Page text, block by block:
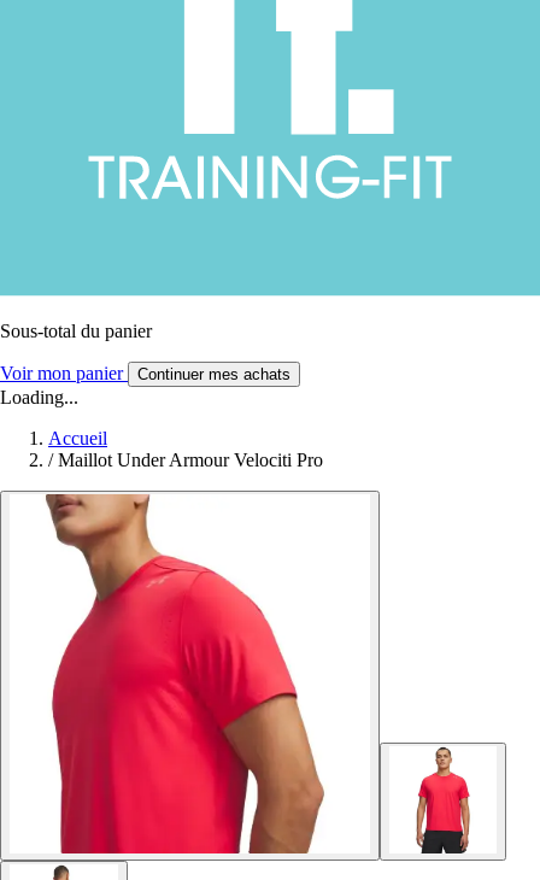
Sous-total du panier
Voir mon panier Continuer mes achats
Loading...
Accueil
/ Maillot Under Armour Velociti Pro